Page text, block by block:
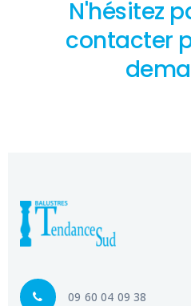
N'hésitez
contacter
09 60 04 09 38